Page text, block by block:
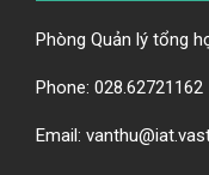
Phòng Quản lý tổng
Phone: 028.62721162
Email: